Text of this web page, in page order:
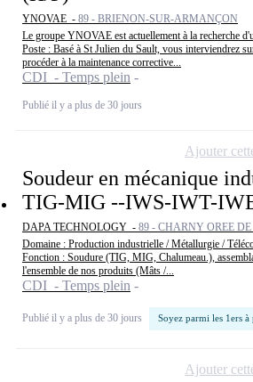
YNOVAE - 89 - BRIENON-SUR-ARMANÇON
Le groupe YNOVAE est actuellement à la recherche
Poste : Basé à St Julien du Sault, vous interviendrez
procéder à la maintenance corrective...
CDI - Temps plein
Publié il y a plus de 30 jours
Soudeur en mécanique
TIG-MIG --IWS-IWT-
DAPA TECHNOLOGY - 89 - CHARNY OREE
Domaine : Production industrielle / Métallurgie /
Fonction : Soudure (TIG, MIG, Chalumeau.),
l'ensemble de nos produits (Mâts /...
CDI - Temps plein
Publié il y a plus de 30 jours Soyez parmi les 1ers à
Ajouter
Ajouter